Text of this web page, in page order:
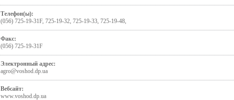
Телефон(ы):
(056) 725-19-31F, 725-19-32, 725-19-33, 725-19-48,
Факс:
(056) 725-19-31F
Электронный адрес:
agro@voshod.dp.ua
Вебсайт:
www.voshod.dp.ua